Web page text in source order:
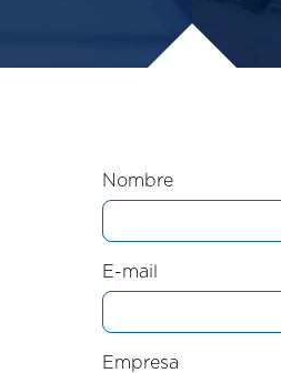
Nombre
E-mail
Empresa